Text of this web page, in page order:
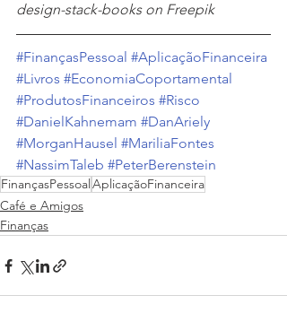
design-stack-books on Freepik
#FinançasPessoal #AplicaçãoFinanceira
#Livros #EconomiaCoportamental
#ProdutosFinanceiros #Risco
#DanielKahnemam #DanAriely
#MorganHausel #MariliaFontes
#NassimTaleb #PeterBerenstein
FinançasPessoalAplicaçãoFinanceira
Café e Amigos
Finanças